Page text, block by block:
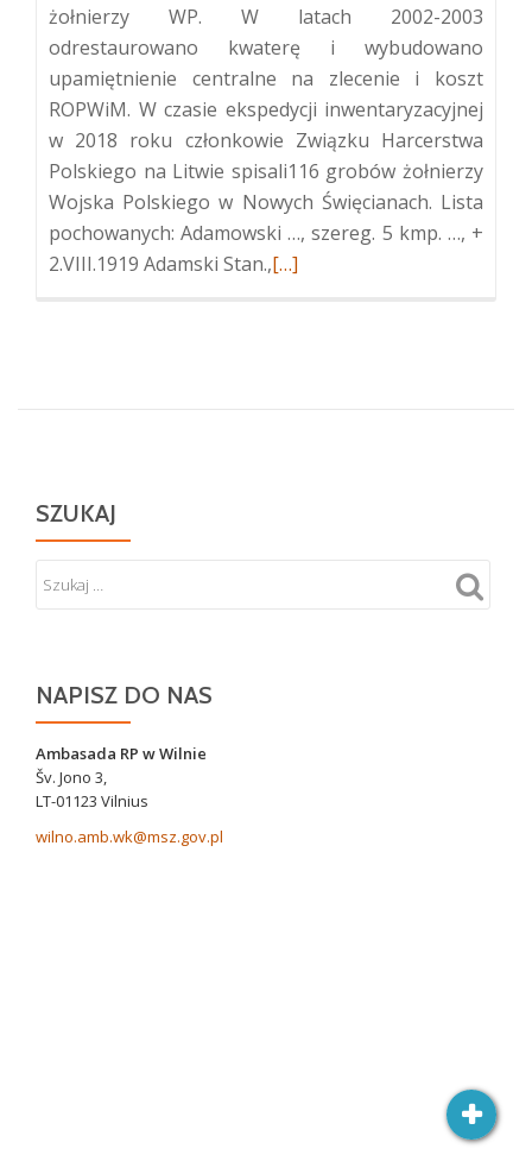
żołnierzy WP. W latach 2002-2003
odrestaurowano kwaterę i wybudowano
upamiętnienie centralne na zlecenie i koszt
ROPWiM. W czasie ekspedycji inwentaryzacyjnej
w 2018 roku członkowie Związku Harcerstwa
Polskiego na Litwie spisali116 grobów żołnierzy
Wojska Polskiego w Nowych Święcianach. Lista
pochowanych: Adamowski …, szereg. 5 kmp. …, +
2.VIII.1919 Adamski Stan.,Więcej
w
[…]
SZUKAJ
NAPISZ DO NAS
Ambasada RP w Wilnie
Šv. Jono 3,
LT-01123 Vilnius
wilno.amb.wk@msz.gov.pl